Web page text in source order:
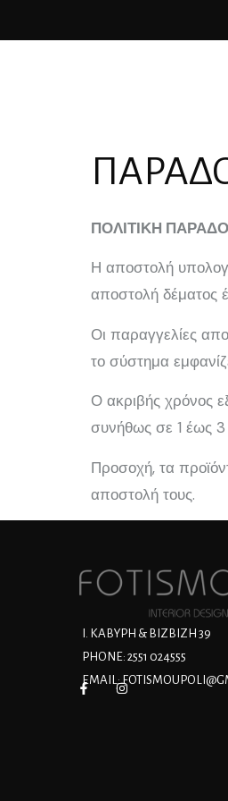
ΠΟΛΙΤΙΚΗ
Η αποστολή
αποστολή δέματος
Οι παραγγελίες
το σύστημα
Ο ακριβής χρόνος
συνήθως σε 1 έως 3
Προσοχή, τα
αποστολή τους.
Ι. ΚΑΒΥΡΗ & ΒΙΖΒΙΖΗ 39
PHONE: 2551 024555
EMAIL: